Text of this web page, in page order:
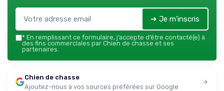
➔ Je m'inscris
* En remplissant ce formulaire, j’accepte d’être contacté(e) à
des fins commerciales par Chien de chasse et ses
partenaires.
Chien de chasse
Ajoutez-nous à vos sources préférées sur Google